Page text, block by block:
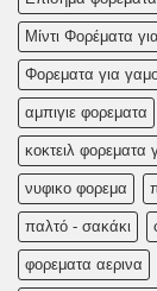
Μίντι Φορέματα
Φορεματα για
αμπιγιε φορεματα
κοκτειλ φορεματα
νυφικο φορεμα
παλτό - σακάκι
φορεματα αερινα